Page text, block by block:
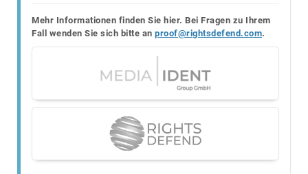
Mehr Informationen finden Sie hier. Bei Fragen zu Ihrem
Fall wenden Sie sich bitte an proof@rightsdefend.com.